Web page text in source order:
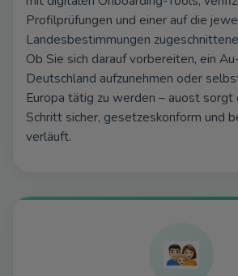
Luxembourg
Iceland
Poland
Czech Republic
Profilprüfungen und einer auf die
Landesbestimmungen
Ob Sie sich darauf vorbereiten, ein
Deutschland aufzunehmen oder
Europa tätig zu werden – auost sorgt
Schritt sicher, gesetzeskonform und
verläuft.